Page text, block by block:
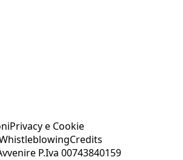
Privacy e Cookie
Credits
P.Iva 00743840159